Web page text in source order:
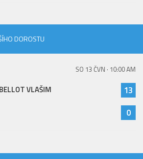
DOROSTU
SO 13 ČVN · 10:00 AM
VLAŠIM 13
0